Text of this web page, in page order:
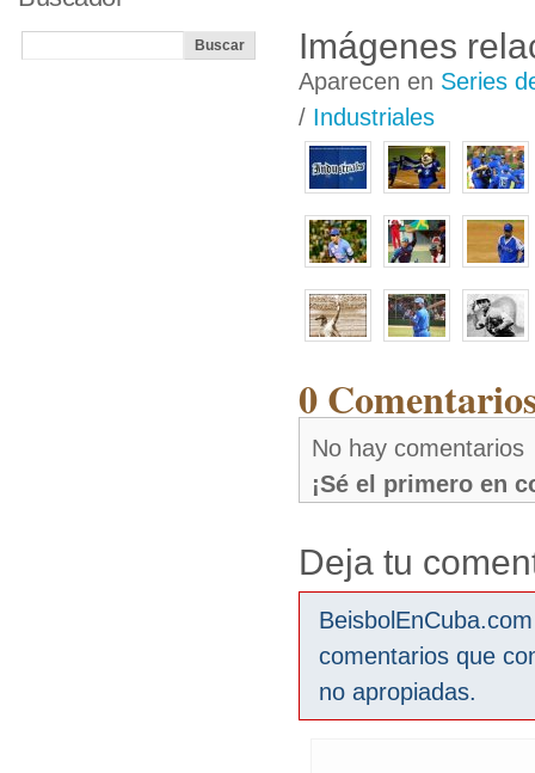
Imágenes
Aparecen en Series
/ Industriales
0
No hay comentarios
¡Sé el primero en
Deja tu
comentarios que
no apropiadas.